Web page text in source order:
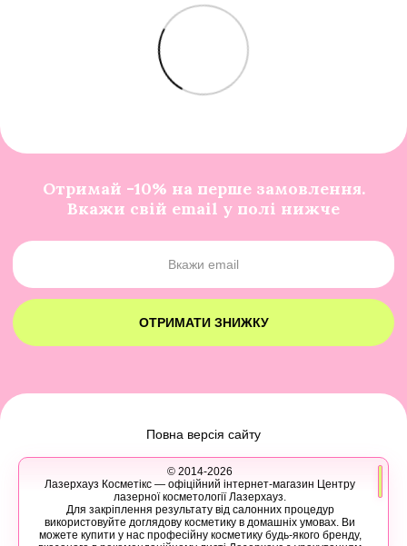
Отримай -10% на перше замовлення.
Вкажи свій email у полі нижче
ОТРИМАТИ ЗНИЖКУ
Повна версія сайту
© 2014-2026
Лазерхауз Косметікс — офіційний інтернет-магазин Центру
лазерної косметології Лазерхауз.
Для закріплення результату від салонних процедур
використовуйте доглядову косметику в домашніх умовах. Ви
можете купити у нас професійну косметику будь-якого бренду,